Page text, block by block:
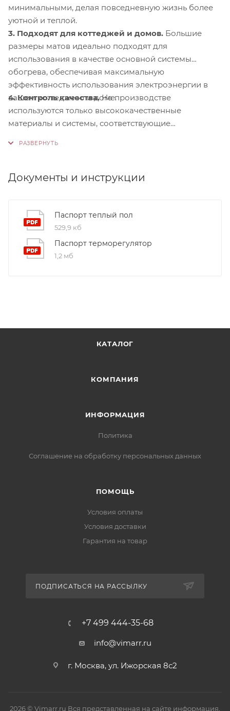
минимальными, делая повседневную жизнь более
уютной и теплой.
3. Подходят для коттеджей и домов. Большие
размеры матов идеально подходят для
использования в качестве основной системы
обогрева, обеспечивая максимальную
эффективность использования электроэнергии в
вашем коттедже или доме.
4. Контроль качества.На производстве
используются только высококачественные
материалы и системы, соответствующие
Документы и инструкции
Паспорт теплый пол
529,9 кб
Паспорт терморегулятор
1,2 мб
КАТАЛОГ
КОМПАНИЯ
ИНФОРМАЦИЯ
Политика
Соглашение на обработку персональных данных
ПОМОЩЬ
Условия оплаты
Условия доставки
Гарантия на товар
ПОДПИСАТЬСЯ НА РАССЫЛКУ
+7 499 444-35-68
info@vimarr.ru
г. Москва, ул. Ижорская 8с2
2026 © Vimarr.ru Вся представленная на сайте информация,